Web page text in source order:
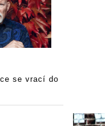
se vrací do